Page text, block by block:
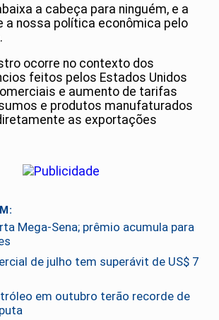
a cabeça para ninguém, e a
a nossa política econômica pelo
ocorre no contexto dos
feitos pelos Estados Unidos
e aumento de tarifas
e produtos manufaturados
as exportações
Mega-Sena; prêmio acumula para
de julho tem superávit de US$ 7
em outubro terão recorde de